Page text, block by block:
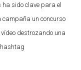
ha sido clave para el
campaña un concurso
destrozando una